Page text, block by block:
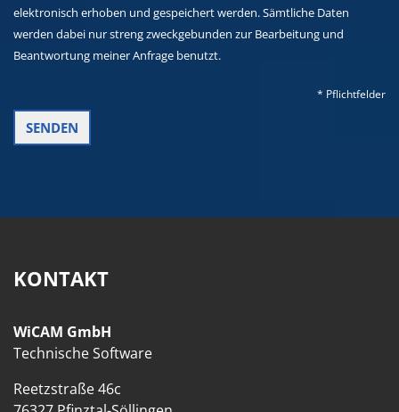
elektronisch erhoben und gespeichert werden. Sämtliche Daten
werden dabei nur streng zweckgebunden zur Bearbeitung und
Beantwortung meiner Anfrage benutzt.
* Pflichtfelder
KONTAKT
WiCAM GmbH
Technische Software
Reetzstraße 46c